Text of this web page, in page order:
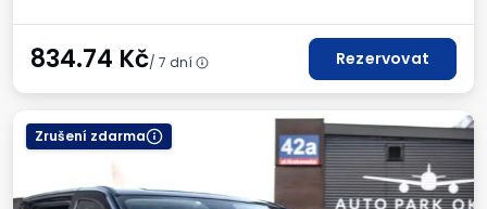
834.74 Kč/ 7 dní Rezervovat
Zrušení zdarma